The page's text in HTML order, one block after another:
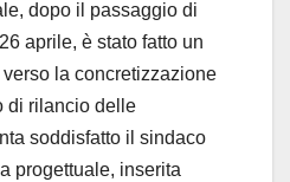
dopo il passaggio di
aprile, è stato fatto un
la concretizzazione
di rilancio delle
soddisfatto il sindaco
progettuale, inserita